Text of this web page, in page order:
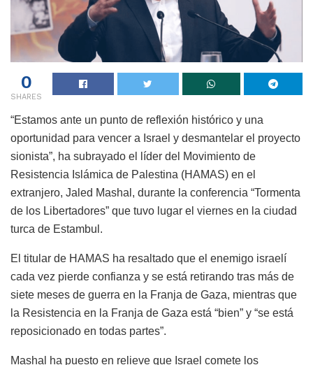
0
SHARES
“Estamos ante un punto de reflexión histórico y una
oportunidad para vencer a Israel y desmantelar el proyecto
sionista”, ha subrayado el líder del Movimiento de
Resistencia Islámica de Palestina (HAMAS) en el
extranjero, Jaled Mashal, durante la conferencia “Tormenta
de los Libertadores” que tuvo lugar el viernes en la ciudad
turca de Estambul.
El titular de HAMAS ha resaltado que el enemigo israelí
cada vez pierde confianza y se está retirando tras más de
siete meses de guerra en la Franja de Gaza, mientras que
la Resistencia en la Franja de Gaza está “bien” y “se está
reposicionado en todas partes”.
Mashal ha puesto en relieve que Israel comete los